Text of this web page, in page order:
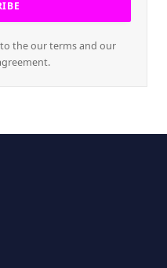
the our terms and our